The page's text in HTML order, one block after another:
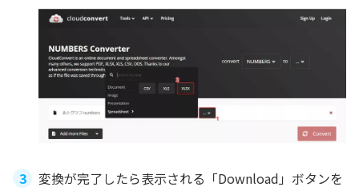
変換が完了したら表示される「Download」ボタンを